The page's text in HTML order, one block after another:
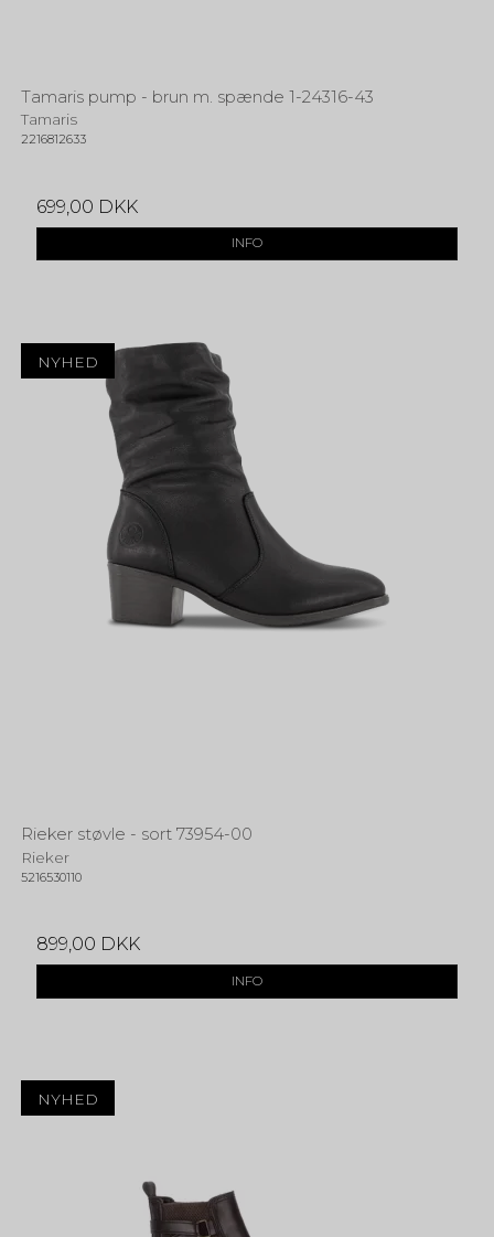
Tamaris pump - brun m. spænde 1-24316-43
Tamaris
2216812633
699,00 DKK
INFO
NYHED
Rieker støvle - sort 73954-00
Rieker
5216530110
899,00 DKK
INFO
NYHED